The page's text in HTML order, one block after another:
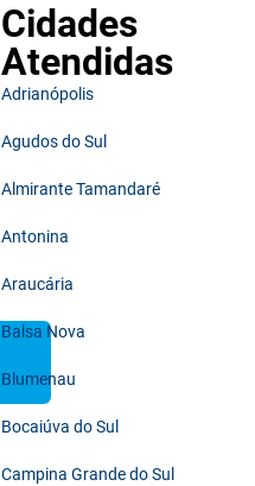
Cidades
Atendidas
Adrianópolis
Agudos do Sul
Almirante Tamandaré
Antonina
Araucária
Balsa Nova
Blumenau
Bocaiúva do Sul
Campina Grande do Sul